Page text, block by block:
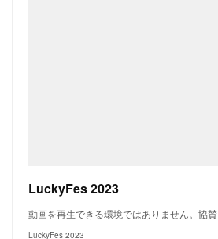
LuckyFes 2023
動画を再生できる環境ではありません。協賛
LuckyFes 2023